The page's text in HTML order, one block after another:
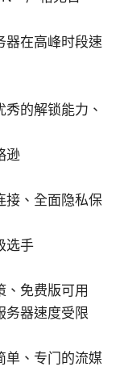
器在高峰时段速
的解锁能力、
逊
接、全面隐私保
选手
、免费版可用
务器速度受限
单、专门的流媒